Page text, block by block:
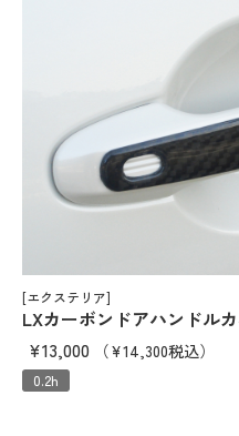
[エクステリア]
LXカーボンドアハンドル
¥13,000
（¥14,300税込）
0.2h